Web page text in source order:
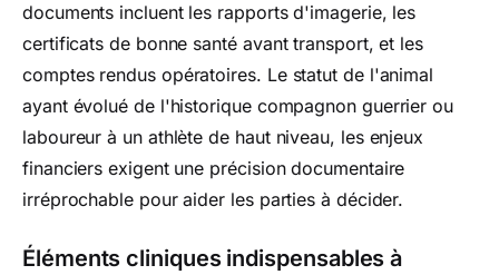
documents incluent les rapports d'imagerie, les
certificats de bonne santé avant transport, et les
comptes rendus opératoires. Le statut de l'animal
ayant évolué de l'historique compagnon guerrier ou
laboureur à un athlète de haut niveau, les enjeux
financiers exigent une précision documentaire
irréprochable pour aider les parties à décider.
Éléments cliniques indispensables à